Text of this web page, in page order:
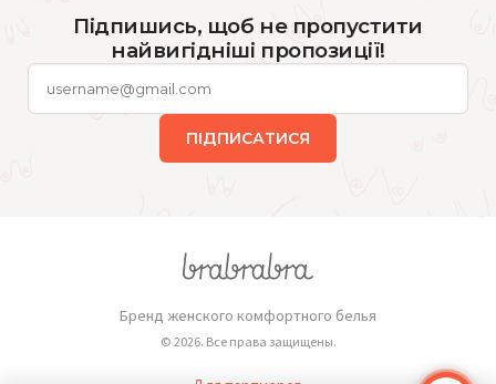
Підпишись, щоб не пропустити
найвигідніші пропозиції!
ПІДПИСАТИСЯ
Бренд женского комфортного белья
© 2026. Все права защищены.